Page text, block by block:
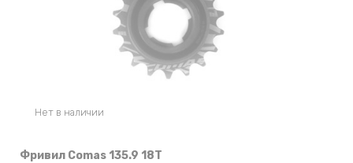
Нет в наличии
Фривил Comas 135.9 18T